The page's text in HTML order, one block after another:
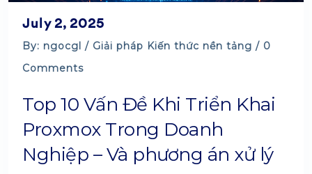
July 2, 2025
By: ngocgl / Giải pháp Kiến thức nền tảng / 0
Comments
Top 10 Vấn Đề Khi Triển Khai
Proxmox Trong Doanh
Nghiệp – Và phương án xử lý